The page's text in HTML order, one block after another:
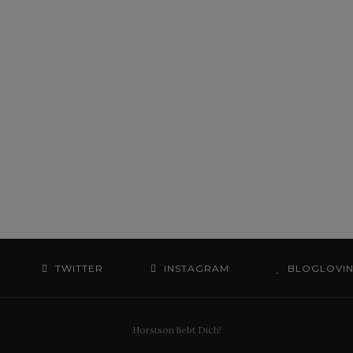
TWITTER INSTAGRAM BLOGLOVIN
Horstson liebt Dich!